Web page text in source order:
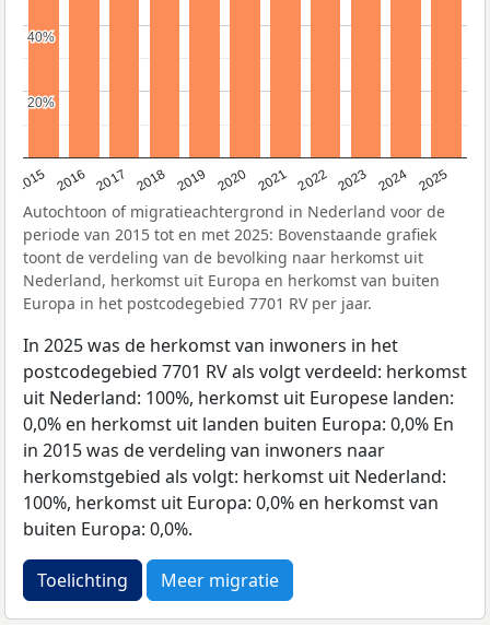
2015 2016 2017 2018 2019 2020 2021 2022 2023 2024 2025
20%
20%
40%
40%
Autochtoon of migratieachtergrond in Nederland voor de
periode van 2015 tot en met 2025: Bovenstaande grafiek
toont de verdeling van de bevolking naar herkomst uit
Nederland, herkomst uit Europa en herkomst van buiten
Europa in het postcodegebied 7701 RV per jaar.
In 2025 was de herkomst van inwoners in het
postcodegebied 7701 RV als volgt verdeeld: herkomst
uit Nederland: 100%, herkomst uit Europese landen:
0,0% en herkomst uit landen buiten Europa: 0,0% En
in 2015 was de verdeling van inwoners naar
herkomstgebied als volgt: herkomst uit Nederland:
100%, herkomst uit Europa: 0,0% en herkomst van
buiten Europa: 0,0%.
Toelichting Meer migratie